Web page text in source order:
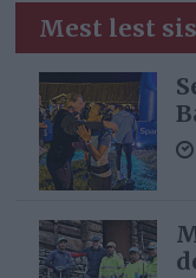
Mest lest